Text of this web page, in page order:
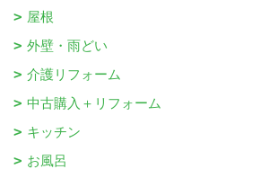
屋根
外壁・雨どい
介護リフォーム
中古購入＋リフォーム
キッチン
お風呂